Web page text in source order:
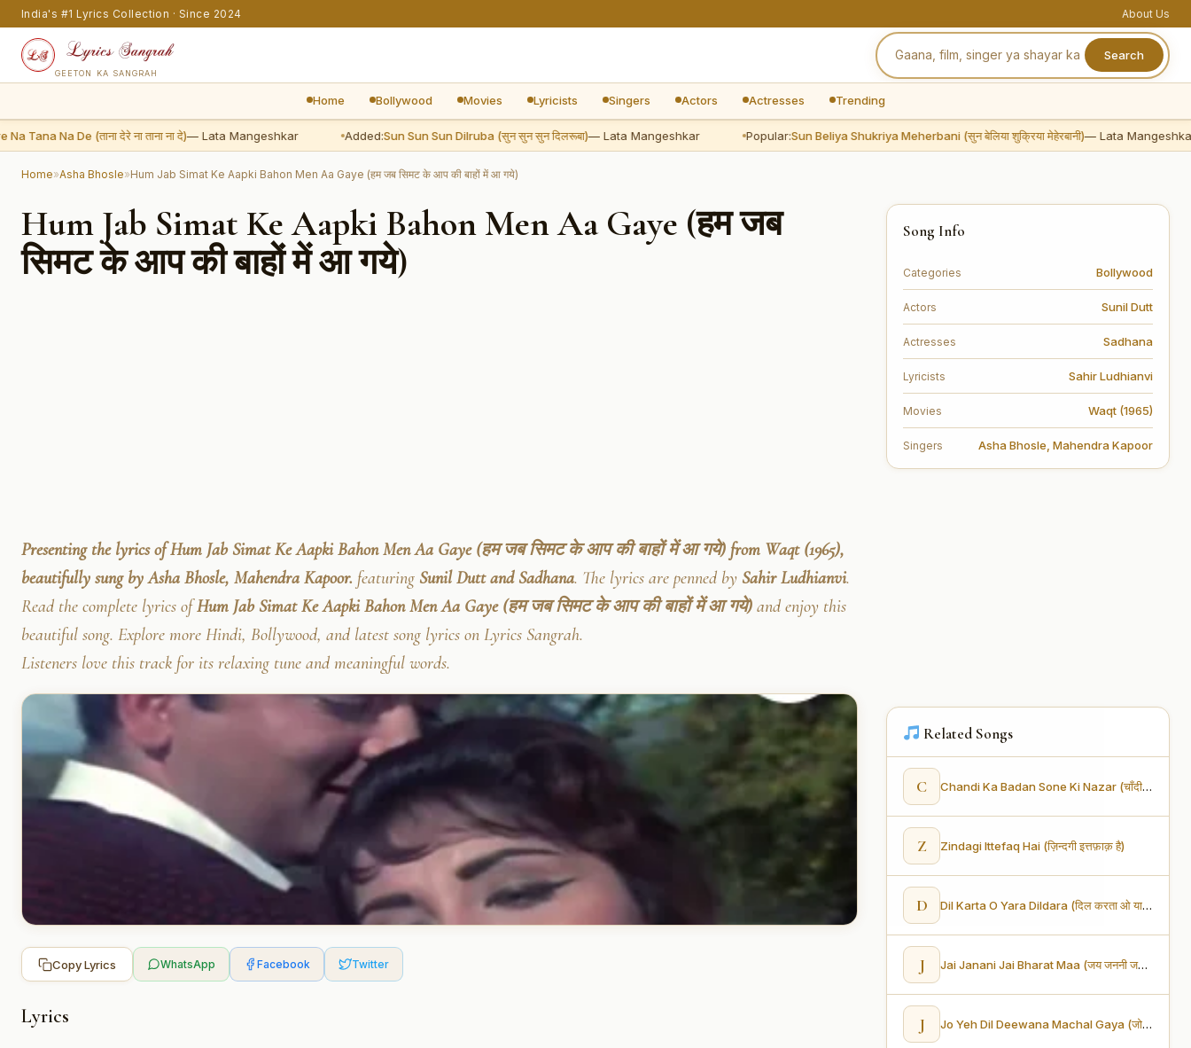
India's #1 Lyrics Collection · Since 2024 About Us
GEETON KA SANGRAH
Search
Home Bollywood Movies Lyricists Singers Actors Actresses Trending
Na De (ताना देरे ना ताना ना दे)— Lata Mangeshkar Added:Sun Sun Sun Dilruba (सुन सुन सुन दिलरूबा)— Lata Mangeshkar Popular:Sun Beliya Shukriya Meherbani (सुन बेलिया शुक्रिया मेहेरबानी)— Lata Mangeshkar
Home»Asha Bhosle»Hum Jab Simat Ke Aapki Bahon Men Aa Gaye (हम जब सिमट के आप की बाहों में आ गये)
Hum Jab Simat Ke Aapki Bahon Men Aa Gaye (हम जब
सिमट के आप की बाहों में आ गये)
Presenting the lyrics of Hum Jab Simat Ke Aapki Bahon Men Aa Gaye (हम जब सिमट के आप की बाहों में आ गये) from Waqt (1965),
beautifully sung by Asha Bhosle, Mahendra Kapoor. featuring Sunil Dutt and Sadhana. The lyrics are penned by Sahir Ludhianvi.
Read the complete lyrics ofHum Jab Simat Ke Aapki Bahon Men Aa Gaye (हम जब सिमट के आप की बाहों में आ गये) and enjoy this
beautiful song. Explore more Hindi, Bollywood, and latest song lyrics on Lyrics Sangrah.
Listeners love this track for its relaxing tune and meaningful words.
Copy Lyrics WhatsApp Facebook Twitter
Lyrics
Song Info
Categories Bollywood
Actors Sunil Dutt
Actresses Sadhana
Lyricists Sahir Ludhianvi
Movies Waqt (1965)
Singers Asha Bhosle Mahendra Kapoor
Related Songs
C Chandi Ka Badan Sone Ki Nazar (चाँदी का बदन सोने की नज़र)
Z Zindagi Ittefaq Hai (ज़िन्दगी इत्तफ़ाक़ है)
D Dil Karta O Yara Dildara (दिल करता ओ यारा दिलदारा)
J Jai Janani Jai Bharat Maa (जय जननी जय भारत माँ)
J Jo Yeh Dil Deewana Machal Gaya (जो यह दिल दीवाना मचल गया)